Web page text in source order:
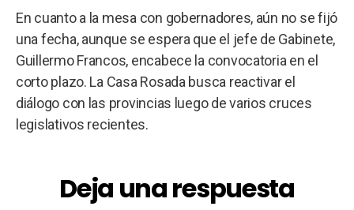
En cuanto a la mesa con gobernadores, aún no se fijó
una fecha, aunque se espera que el jefe de Gabinete,
Guillermo Francos, encabece la convocatoria en el
corto plazo. La Casa Rosada busca reactivar el
diálogo con las provincias luego de varios cruces
legislativos recientes.
Deja una respuesta